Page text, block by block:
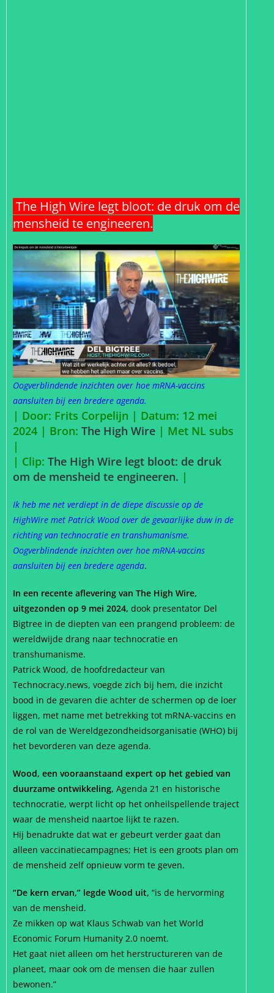
The High Wire legt bloot: de druk om de
mensheid te engineeren.
Oogverblindende inzichten over hoe mRNA-vaccins
aansluiten bij een bredere agenda.
| Door: Frits Corpelijn | Datum: 12 mei
2024 | Bron: The High Wire | Met NL subs
|
| Clip: The High Wire legt bloot: de druk
om de mensheid te engineeren. |
Ik heb me net verdiept in de diepe discussie op de
HighWire met Patrick Wood over de gevaarlijke duw in de
richting van technocratie en transhumanisme.
Oogverblindende inzichten over hoe mRNA-vaccins
aansluiten bij een bredere agenda.
In een recente aflevering van The High Wire,
uitgezonden op 9 mei 2024, dook presentator Del
Bigtree in de diepten van een prangend probleem: de
wereldwijde drang naar technocratie en
transhumanisme.
Patrick Wood, de hoofdredacteur van
Technocracy.news, voegde zich bij hem, die inzicht
bood in de gevaren die achter de schermen op de loer
liggen, met name met betrekking tot mRNA-vaccins en
de rol van de Wereldgezondheidsorganisatie (WHO) bij
het bevorderen van deze agenda.
Wood, een vooraanstaand expert op het gebied van
duurzame ontwikkeling, Agenda 21 en historische
technocratie, werpt licht op het onheilspellende traject
waar de mensheid naartoe lijkt te razen.
Hij benadrukte dat wat er gebeurt verder gaat dan
alleen vaccinatiecampagnes; Het is een groots plan om
de mensheid zelf opnieuw vorm te geven.
“De kern ervan,” legde Wood uit, “is de hervorming
van de mensheid.
Ze mikken op wat Klaus Schwab van het World
Economic Forum Humanity 2.0 noemt.
Het gaat niet alleen om het herstructureren van de
planeet, maar ook om de mensen die haar zullen
bewonen.”